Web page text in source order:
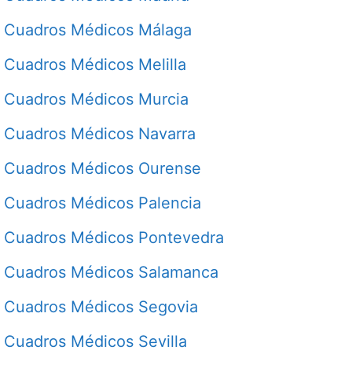
Cuadros Médicos Málaga
Cuadros Médicos Melilla
Cuadros Médicos Murcia
Cuadros Médicos Navarra
Cuadros Médicos Ourense
Cuadros Médicos Palencia
Cuadros Médicos Pontevedra
Cuadros Médicos Salamanca
Cuadros Médicos Segovia
Cuadros Médicos Sevilla